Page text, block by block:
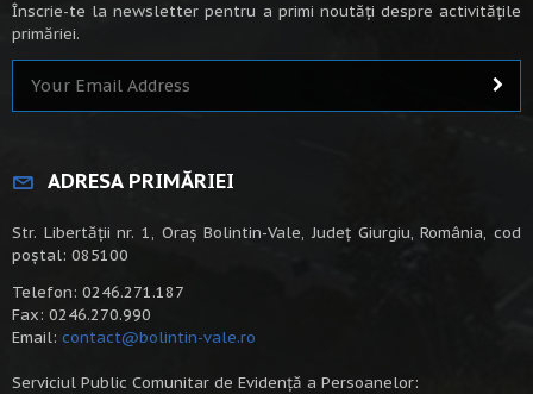
Înscrie-te la newsletter pentru a primi noutăți despre activitățile
primăriei.
ADRESA PRIMĂRIEI
Str. Libertății nr. 1, Oraș Bolintin-Vale, Județ Giurgiu, România, cod
poștal: 085100
Telefon: 0246.271.187
Fax: 0246.270.990
Email: contact@bolintin-vale.ro
Serviciul Public Comunitar de Evidență a Persoanelor: